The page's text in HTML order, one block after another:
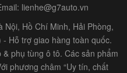
lienhe@g7auto.vn
Nội, Hồ Chí Minh, Hải Phòng,
- Hỗ trợ giao hàng toàn quốc.
phụ tùng ô tô. Các sản phẩm
phương châm “Uy tín, chất